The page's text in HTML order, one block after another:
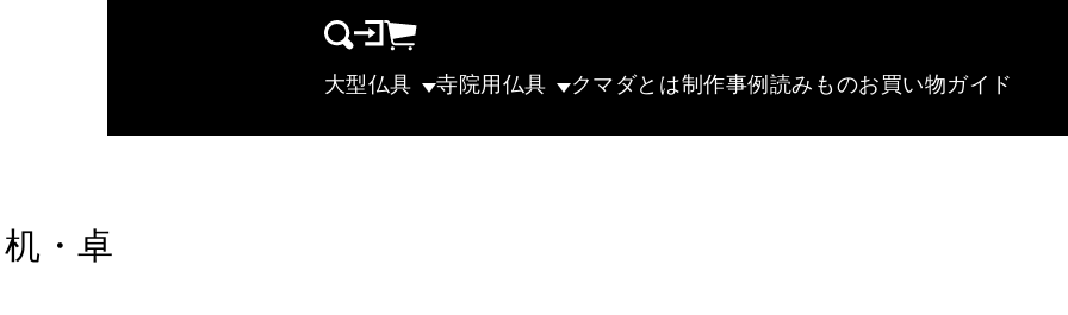
大型仏具 寺院用仏具 クマダとは制作事例 読みものお買い物ガイド
机・卓